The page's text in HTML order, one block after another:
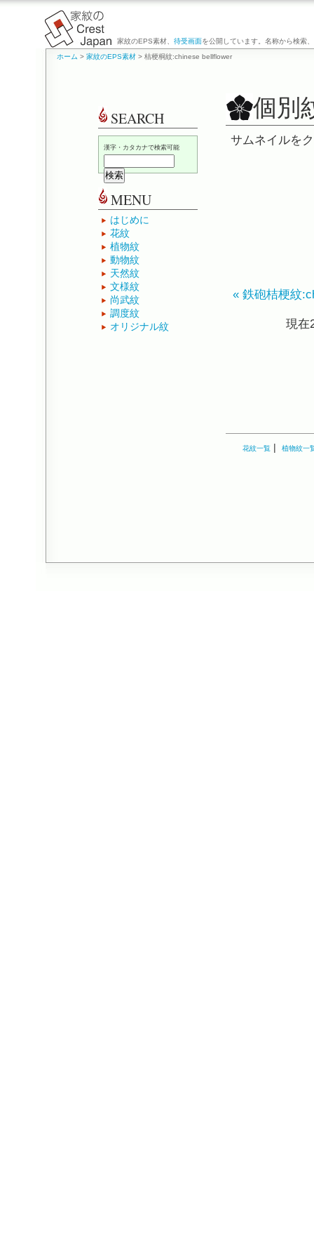
家紋のEPS素材、 待受画面を公開しています。名称から検索
ホーム > 家紋のEPS素材> 桔梗桐紋:chinese bellflower
SEARCH
漢字・カタカナで検索可能
MENU
はじめに
花紋
植物紋
動物紋
天然紋
文様紋
尚武紋
調度紋
オリジナル紋
個別
サムネイルを
« 鉄砲桔梗紋
現在
花紋一覧 | 植物紋一